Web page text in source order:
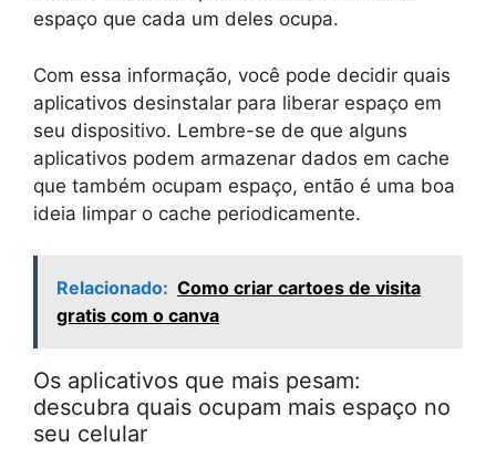
espaço que cada um deles ocupa.
Com essa informação, você pode decidir quais
aplicativos desinstalar para liberar espaço em
seu dispositivo. Lembre-se de que alguns
aplicativos podem armazenar dados em cache
que também ocupam espaço, então é uma boa
ideia limpar o cache periodicamente.
Relacionado: Como criar cartoes de visita
gratis com o canva
Os aplicativos que mais pesam:
descubra quais ocupam mais espaço no
seu celular